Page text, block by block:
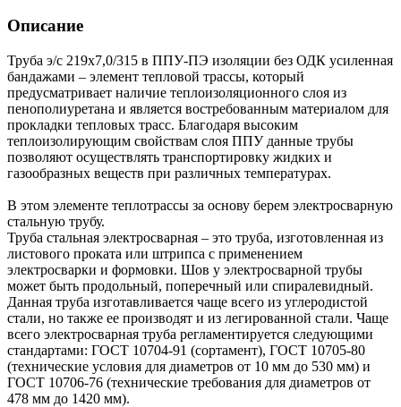
Описание
Труба э/с 219х7,0/315 в ППУ-ПЭ изоляции без ОДК усиленная
бандажами – элемент тепловой трассы, который
предусматривает наличие теплоизоляционного слоя из
пенополиуретана и является востребованным материалом для
прокладки тепловых трасс. Благодаря высоким
теплоизолирующим свойствам слоя ППУ данные трубы
позволяют осуществлять транспортировку жидких и
газообразных веществ при различных температурах.
В этом элементе теплотрассы за основу берем электросварную
стальную трубу.
Труба стальная электросварная – это труба, изготовленная из
листового проката или штрипса с применением
электросварки и формовки. Шов у электросварной трубы
может быть продольный, поперечный или спиралевидный.
Данная труба изготавливается чаще всего из углеродистой
стали, но также ее производят и из легированной стали. Чаще
всего электросварная труба регламентируется следующими
стандартами: ГОСТ 10704-91 (сортамент), ГОСТ 10705-80
(технические условия для диаметров от 10 мм до 530 мм) и
ГОСТ 10706-76 (технические требования для диаметров от
478 мм до 1420 мм).